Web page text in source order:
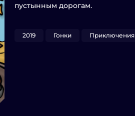
пустынным дорогам.
2019 Гонки Приключения